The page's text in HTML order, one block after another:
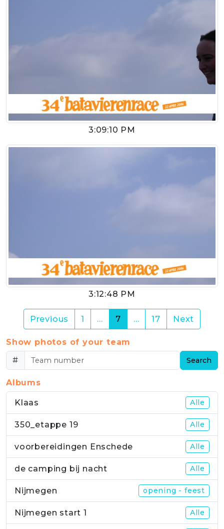
3:09:10 PM
3:12:48 PM
Previous 1 … 7(current)
… 17 Next
Show photos of your team
#
Search
Albums
Klaas Alle
350_etappe 19 Alle
voorbereidingen Enschede Alle
de camping bij nacht Alle
Nijmegen opening - feest
Nijmegen start 1 Alle